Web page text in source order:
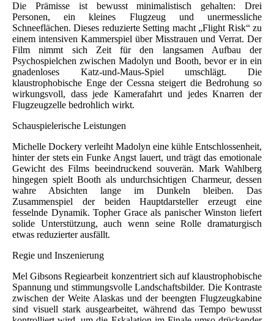
Die Prämisse ist bewusst minimalistisch gehalten: Drei
Personen, ein kleines Flugzeug und unermessliche
Schneeflächen. Dieses reduzierte Setting macht „Flight Risk“ zu
einem intensiven Kammerspiel über Misstrauen und Verrat. Der
Film nimmt sich Zeit für den langsamen Aufbau der
Psychospielchen zwischen Madolyn und Booth, bevor er in ein
gnadenloses Katz-und-Maus-Spiel umschlägt. Die
klaustrophobische Enge der Cessna steigert die Bedrohung so
wirkungsvoll, dass jede Kamerafahrt und jedes Knarren der
Flugzeugzelle bedrohlich wirkt.
Schauspielerische Leistungen
Michelle Dockery verleiht Madolyn eine kühle Entschlossenheit,
hinter der stets ein Funke Angst lauert, und trägt das emotionale
Gewicht des Films beeindruckend souverän. Mark Wahlberg
hingegen spielt Booth als undurchsichtigen Charmeur, dessen
wahre Absichten lange im Dunkeln bleiben. Das
Zusammenspiel der beiden Hauptdarsteller erzeugt eine
fesselnde Dynamik. Topher Grace als panischer Winston liefert
solide Unterstützung, auch wenn seine Rolle dramaturgisch
etwas reduzierter ausfällt.
Regie und Inszenierung
Mel Gibsons Regiearbeit konzentriert sich auf klaustrophobische
Spannung und stimmungsvolle Landschaftsbilder. Die Kontraste
zwischen der Weite Alaskas und der beengten Flugzeugkabine
sind visuell stark ausgearbeitet, während das Tempo bewusst